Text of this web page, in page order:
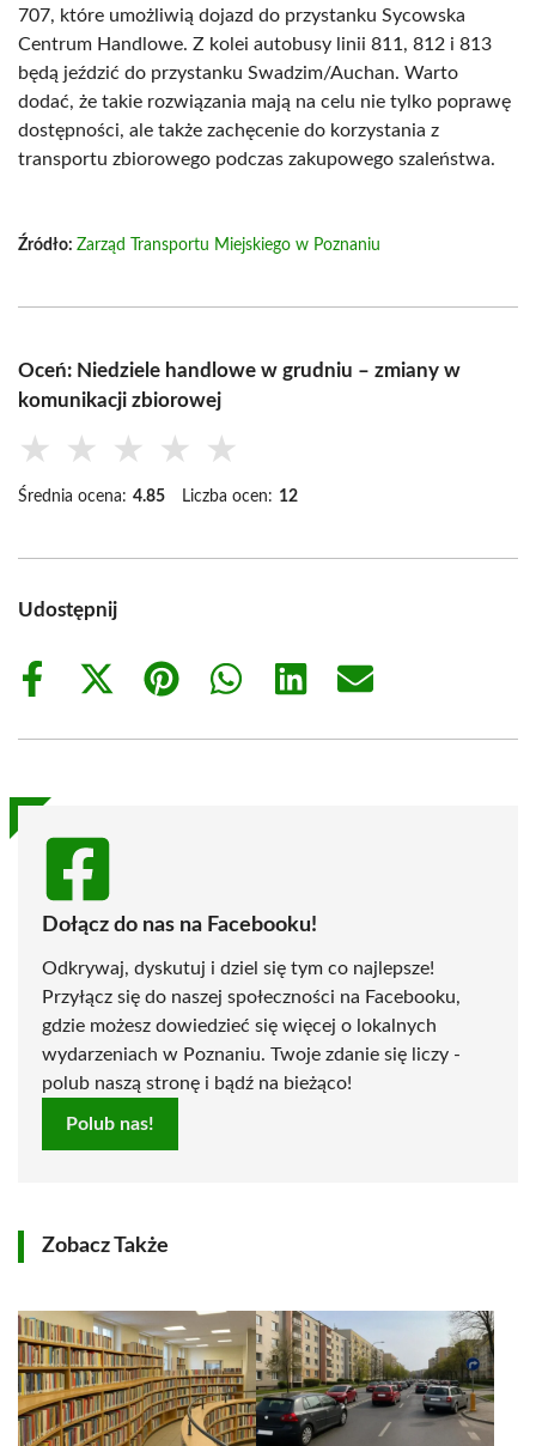
707, które umożliwią dojazd do przystanku Sycowska
Centrum Handlowe. Z kolei autobusy linii 811, 812 i 813
będą jeździć do przystanku Swadzim/Auchan. Warto
dodać, że takie rozwiązania mają na celu nie tylko poprawę
dostępności, ale także zachęcenie do korzystania z
transportu zbiorowego podczas zakupowego szaleństwa.
Źródło: Zarząd Transportu Miejskiego w Poznaniu
Oceń: Niedziele handlowe w grudniu – zmiany w
komunikacji zbiorowej
★ ★ ★ ★ ★
Średnia ocena: 4.85 Liczba ocen: 12
Udostępnij
Share
Share
(Twitter)
Share
Share
Share
Share
Dołącz do nas na Facebooku!
Odkrywaj, dyskutuj i dziel się tym co najlepsze!
Przyłącz się do naszej społeczności na Facebooku,
gdzie możesz dowiedzieć się więcej o lokalnych
wydarzeniach w Poznaniu. Twoje zdanie się liczy -
polub naszą stronę i bądź na bieżąco!
Polub nas!
Zobacz Także